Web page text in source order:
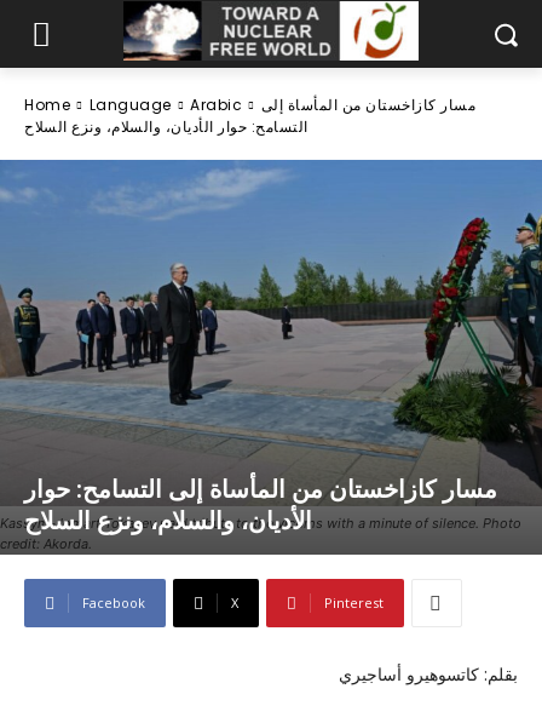
Home Language Arabic
مسار كازاخستان من المأساة إلى
التسامح: حوار الأديان، والسلام، ونزع السلاح
Kassym-Jomart Tokayev paid tribute to the victims with a minute of silence. Photo
credit: Akorda.
مسار كازاخستان من المأساة إلى التسامح: حوار
الأديان، والسلام، ونزع السلاح
Facebook X Pinterest
بقلم: كاتسوهيرو أساجيري